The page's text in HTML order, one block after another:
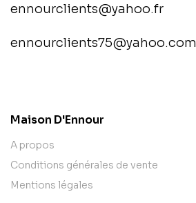
ennourclients@yahoo.fr
ennourclients75@yahoo.com
Maison D'Ennour
A propos
Conditions générales de vente
Mentions légales